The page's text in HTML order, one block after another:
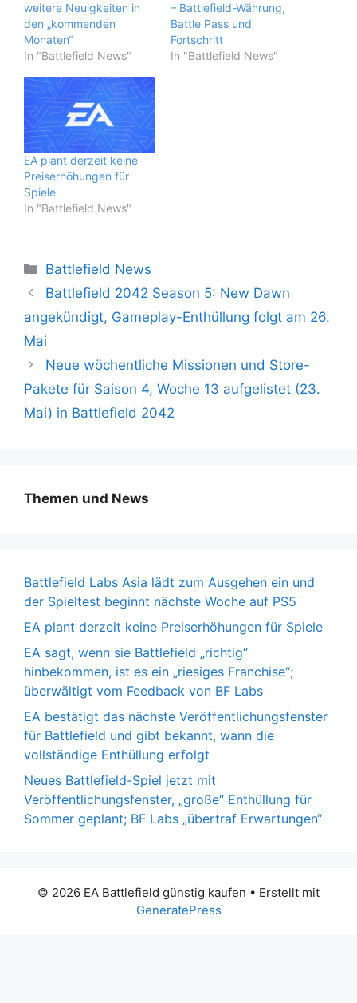
weitere Neuigkeiten in
den „kommenden
Monaten“
In "Battlefield News"
– Battlefield-Währung,
Battle Pass und
Fortschritt
In "Battlefield News"
EA plant derzeit keine
Preiserhöhungen für
Spiele
In "Battlefield News"
Kategorien
Battlefield News
Battlefield 2042 Season 5: New Dawn
angekündigt, Gameplay-Enthüllung folgt am 26.
Mai
Neue wöchentliche Missionen und Store-
Pakete für Saison 4, Woche 13 aufgelistet (23.
Mai) in Battlefield 2042
Themen und News
Battlefield Labs Asia lädt zum Ausgehen ein und
der Spieltest beginnt nächste Woche auf PS5
EA plant derzeit keine Preiserhöhungen für Spiele
EA sagt, wenn sie Battlefield „richtig“
hinbekommen, ist es ein „riesiges Franchise“;
überwältigt vom Feedback von BF Labs
EA bestätigt das nächste Veröffentlichungsfenster
für Battlefield und gibt bekannt, wann die
vollständige Enthüllung erfolgt
Neues Battlefield-Spiel jetzt mit
Veröffentlichungsfenster, „große“ Enthüllung für
Sommer geplant; BF Labs „übertraf Erwartungen“
© 2026 EA Battlefield günstig kaufen • Erstellt mit
GeneratePress